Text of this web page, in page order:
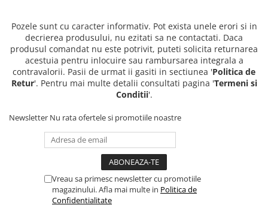
Pozele sunt cu caracter informativ. Pot exista unele erori si in
decrierea produsului, nu ezitati sa ne contactati. Daca
produsul comandat nu este potrivit, puteti solicita returnarea
acestuia pentru inlocuire sau rambursarea integrala a
contravalorii. Pasii de urmat ii gasiti in sectiunea 'Politica de
Retur'. Pentru mai multe detalii consultati pagina 'Termeni si
Conditii'.
Newsletter Nu rata ofertele si promotiile noastre
Vreau sa primesc newsletter cu promotiile
magazinului. Afla mai multe in Politica de
Confidentialitate